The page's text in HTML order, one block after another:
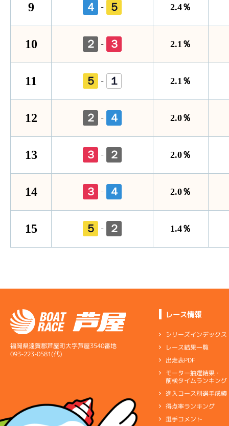
9 ４ - ５ 2.4％
10 ２ - ３ 2.1％
11 ５ - １ 2.1％
12 ２ - ４ 2.0％
13 ３ - ２ 2.0％
14 ３ - ４ 2.0％
15 ５ - ２ 1.4％
福岡県遠賀郡芦屋町大字芦屋3540番地
093-223-0581(代)
レース情報
シリーズインデックス
レース結果一覧
出走表PDF
モーター抽選結果・
前検タイムランキング
進入コース別選手成績
得点率ランキング
選手コメント